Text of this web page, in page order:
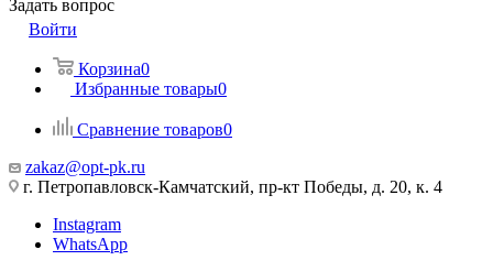
Задать вопрос
Войти
Корзина0
Избранные товары0
Сравнение товаров0
zakaz@opt-pk.ru
г. Петропавловск-Камчатский, пр-кт Победы, д. 20, к. 4
Instagram
WhatsApp